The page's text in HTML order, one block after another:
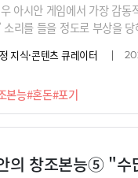
본능#혼돈#포기
아시안 게임에서 가장 감
소리를 들을 정도로 부상을
느꼈다.“1세트에는 긴장해
면 망친다는 생각에 2세트
천위페이에게 7연속 패배를
강화했다. 철저한 전략과
지식·콘텐츠 큐레이터